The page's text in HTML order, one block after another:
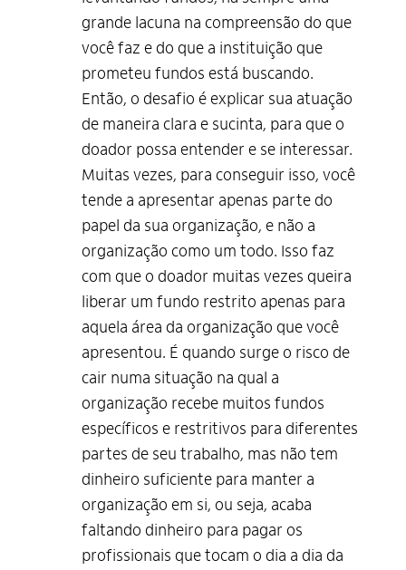
grande lacuna na compreensão do que
você faz e do que a instituição que
prometeu fundos está buscando.
Então, o desafio é explicar sua atuação
de maneira clara e sucinta, para que o
doador possa entender e se interessar.
Muitas vezes, para conseguir isso, você
tende a apresentar apenas parte do
papel da sua organização, e não a
organização como um todo. Isso faz
com que o doador muitas vezes queira
liberar um fundo restrito apenas para
aquela área da organização que você
apresentou. É quando surge o risco de
cair numa situação na qual a
organização recebe muitos fundos
específicos e restritivos para diferentes
partes de seu trabalho, mas não tem
dinheiro suficiente para manter a
organização em si, ou seja, acaba
faltando dinheiro para pagar os
profissionais que tocam o dia a dia da